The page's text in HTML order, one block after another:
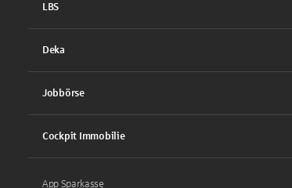
LBS
Deka
Jobbörse
Cockpit Immobilie
App Sparkasse